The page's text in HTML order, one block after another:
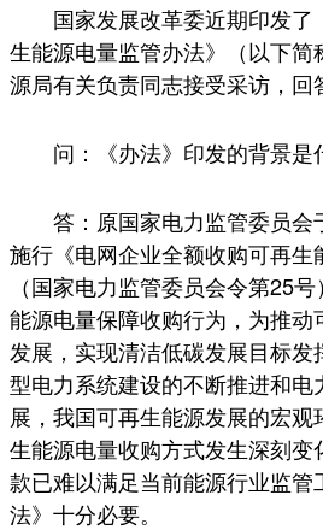
国家发展改革委近期印发
生能源电量监管办法》（以下
源局有关负责同志接受采访，回
问：《办法》印发的背景是
答：原国家电力监管委员
施行《电网企业全额收购可再生
（国家电力监管委员会令第25
能源电量保障收购行为，为推
发展，实现清洁低碳发展目标
型电力系统建设的不断推进和
展，我国可再生能源发展的宏
生能源电量收购方式发生深刻
款已难以满足当前能源行业监
法》十分必要。